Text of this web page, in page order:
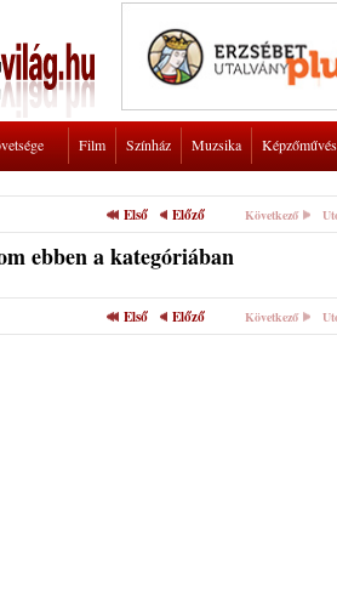
Film Színház Muzsika
Első Előző Következő
ebben a kategóriában
Első Előző Következő